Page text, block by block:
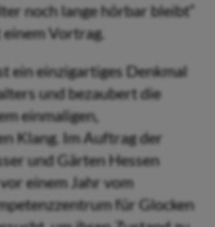
noch lange hörbar bleibt“
Vortrag.
ein einzigartiges Denkmal
und bezaubert die
einmaligen,
Klang. Im Auftrag der
und Gärten Hessen
einem Jahr vom
für Glocken